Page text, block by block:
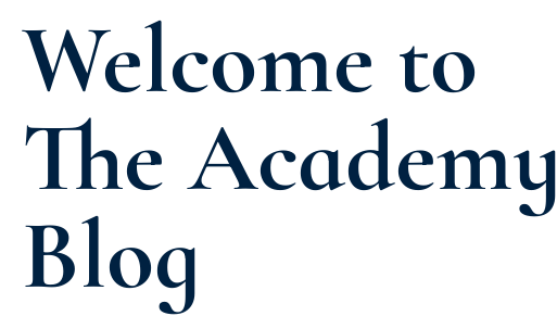
Welcome to
The Academy
Blog